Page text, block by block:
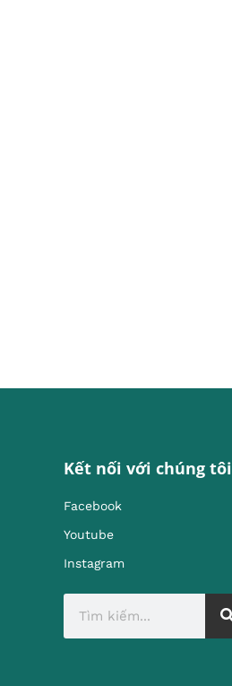
Kết nối với chúng tôi
Facebook
Youtube
Instagram